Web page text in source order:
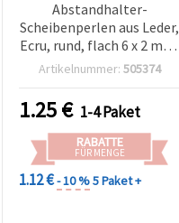
Abstandhalter-
Scheibenperlen aus Leder,
Ecru, rund, flach 6 x 2 mm,
ca. 445 Stück (11 g) –
Schmuckherstellung,
Perlenfädeln &
Bastelprojekte
Artikelnummer: 505374
1.25€ 1-4 Paket
RABATTE
FÜR MENGE
1.12 €- 10 %5 Paket +